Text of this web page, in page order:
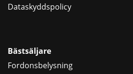
Dataskyddspolicy
Bästsäljare
Fordonsbelysning